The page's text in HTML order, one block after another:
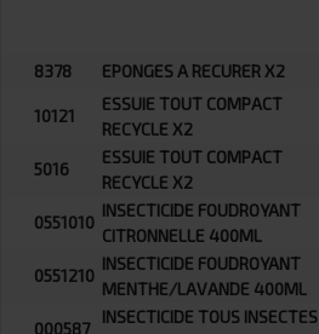
8378 EPONGES A RECURER X2
10121
ESSUIE TOUT COMPACT
RECYCLE X2
5016
ESSUIE TOUT COMPACT
RECYCLE X2
0551010
INSECTICIDE FOUDROYANT
CITRONNELLE 400ML
0551210
INSECTICIDE FOUDROYANT
MENTHE/LAVANDE 400ML
000587
INSECTICIDE TOUS INSECTES